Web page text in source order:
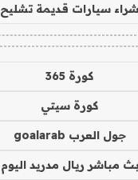
شراء سيارات قديمة تشليح
كورة 365
كورة سيتي
جول العرب goalarab
بث مباشر ريال مدريد اليوم